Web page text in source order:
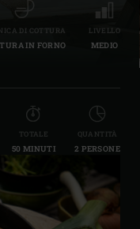
DI COTTURA
IN FORNO
LIVELLO
MEDIO
TOTALE
50 MINUTI
QUANTITÀ
2 PERSONE